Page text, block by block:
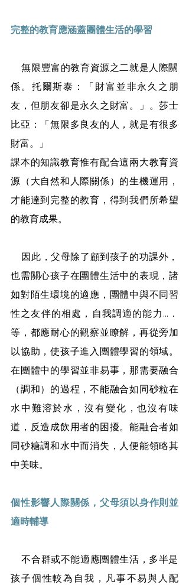
完整的教育應涵蓋團體生活的學習
    無限豐富的教育資源之二就是人際關
係。托爾斯泰：「財富並非永久之朋
友，但朋友卻是永久之財富。」。莎士
比亞：「無限多良友的人，就是有很多
財富。」
課本的知識教育惟有配合這兩大教育資
源（大自然和人際關係）的生機運用，
才能達到完整的教育，得到我們所希望
的教育成果。
也需關心孩子在團體生活中的表現，諸
如對陌生環境的適應，團體中與不同習
性之友伴的相處，自我調適的能力…．
等，都應耐心的觀察並瞭解，再從旁加
以協助，使孩子進入團體學習的領域。
在團體中的學習並非易事，那需要融合
（調和）的過程，不能融合如同砂粒在
水中難溶於水，沒有變化，也沒有味
道，反造成飲用者的困擾。能融合者如
同砂糖調和水中而消失，人便能領略其
中美味。
個性影響人際關係，父母須以身作則並
適時輔導
    不合群或不能適應團體生活，多半是
孩子個性較為自我，凡事不易與人配